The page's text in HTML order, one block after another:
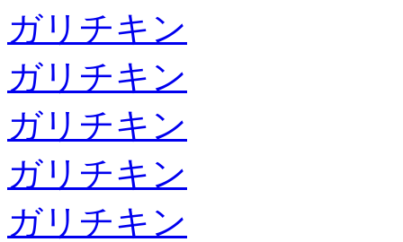
ガリチキン
ガリチキン
ガリチキン
ガリチキン
ガリチキン